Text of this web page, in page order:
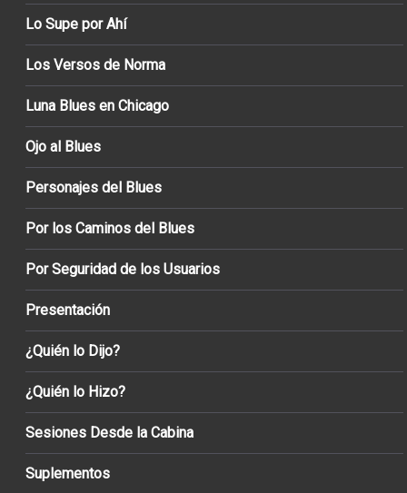
Lo Supe por Ahí
Los Versos de Norma
Luna Blues en Chicago
Ojo al Blues
Personajes del Blues
Por los Caminos del Blues
Por Seguridad de los Usuarios
Presentación
¿Quién lo Dijo?
¿Quién lo Hizo?
Sesiones Desde la Cabina
Suplementos